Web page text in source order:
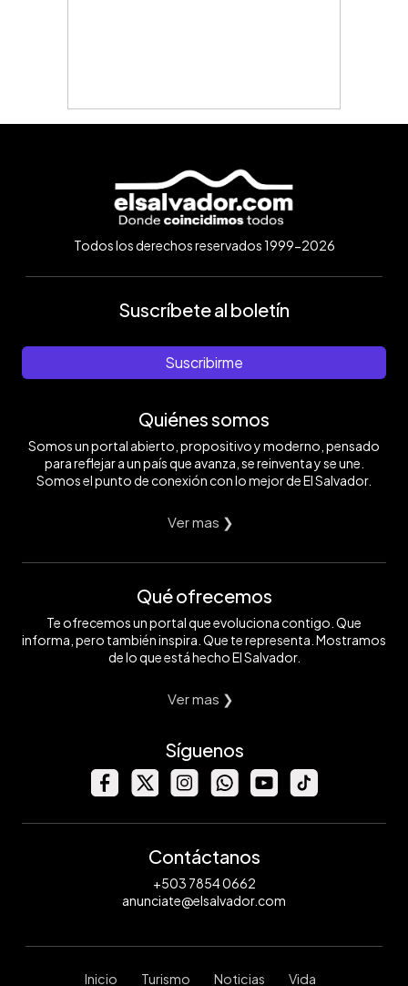
Todos los derechos reservados 1999-2026
Suscríbete al boletín
Suscribirme
Quiénes somos
Somos un portal abierto, propositivo y moderno, pensado
para reflejar a un país que avanza, se reinventa y se une.
Somos el punto de conexión con lo mejor de El Salvador.
Ver mas ❯
Qué ofrecemos
Te ofrecemos un portal que evoluciona contigo. Que
informa, pero también inspira. Que te representa. Mostramos
de lo que está hecho El Salvador.
Ver mas ❯
Síguenos
Contáctanos
+503 7854 0662
anunciate@elsalvador.com
Inicio Turismo Noticias Vida